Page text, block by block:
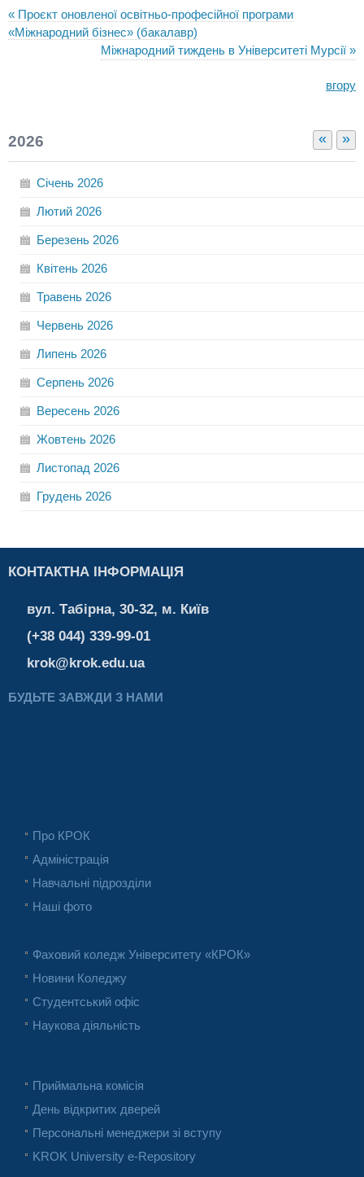
« Проєкт оновленої освітньо-професійної програми
«Міжнародний бізнес» (бакалавр)
Міжнародний тиждень в Університеті Мурсії »
вгору
« »
2026
Січень 2026
Лютий 2026
Березень 2026
Квітень 2026
Травень 2026
Червень 2026
Липень 2026
Серпень 2026
Вересень 2026
Жовтень 2026
Листопад 2026
Грудень 2026
КОНТАКТНА ІНФОРМАЦІЯ
вул. Табірна, 30-32, м. Київ
(+38 044) 339-99-01
krok@krok.edu.ua
БУДЬТЕ ЗАВЖДИ З НАМИ
Про КРОК
Адміністрація
Навчальні підрозділи
Наші фото
Фаховий коледж Університету «КРОК»
Новини Коледжу
Студентський офіс
Наукова діяльність
Приймальна комісія
День відкритих дверей
Персональні менеджери зі вступу
KROK University e-Repository